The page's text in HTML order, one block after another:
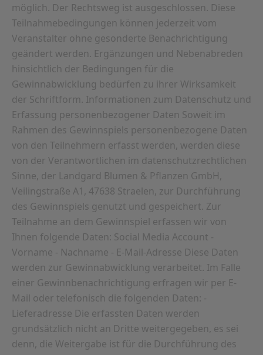
möglich. Der Rechtsweg ist ausgeschlossen. Diese
Teilnahmebedingungen können jederzeit vom
Veranstalter ohne gesonderte Benachrichtigung
geändert werden. Ergänzungen und Nebenabreden
hinsichtlich der Bedingungen für die
Gewinnabwicklung bedürfen zu ihrer Wirksamkeit
der Schriftform. Informationen zum Datenschutz und
Erfassung personenbezogener Daten Soweit im
Rahmen des Gewinnspiels personenbezogene Daten
von den Teilnehmern erfasst werden, werden diese
von der Verantwortlichen im datenschutzrechtlichen
Sinne, der Landgard Blumen & Pflanzen GmbH,
Veilingstraße A1, 47638 Straelen, zur Durchführung
des Gewinnspiels genutzt und gespeichert. Zur
Teilnahme an dem Gewinnspiel erfassen wir von
Ihnen folgende Daten: Social Media Account -
Vorname - Nachname - E-Mail-Adresse Diese Daten
werden zur Gewinnabwicklung verarbeitet. Im Falle
einer Gewinnbenachrichtigung erfragen wir per E-
Mail oder telefonisch die folgenden Daten: -
Lieferadresse Die erfassten Daten werden
grundsätzlich nicht an Dritte weitergegeben, es sei
denn, die Weitergabe ist für die Durchführung des